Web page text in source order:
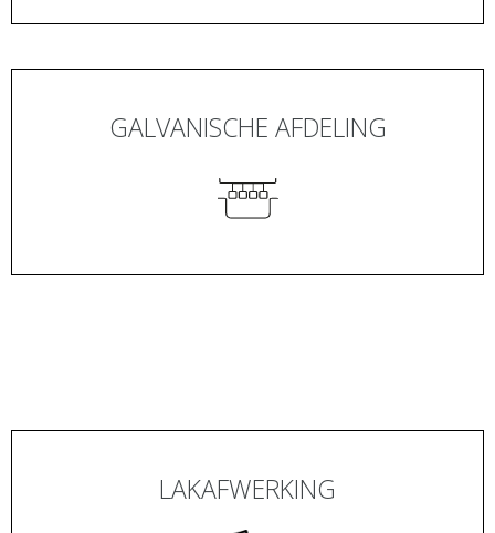
GALVANISCHE AFDELING
LAKAFWERKING